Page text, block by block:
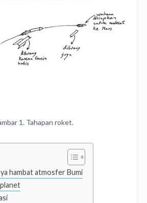
1. Tahapan roket.
hambat atmosfer Bumi